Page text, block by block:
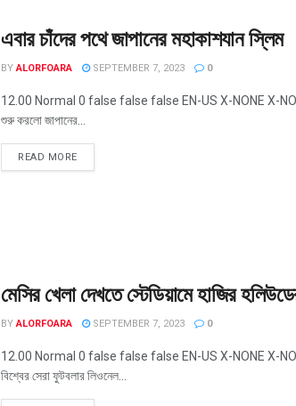
এবার চাঁদের পথে জাপানের মহাকাশযান স্লিম
BY ALORFOARA SEPTEMBER 7, 2023 0
12.00 Normal 0 false false false EN-US X-NONE X-NONE
শুরু করলো জাপানের...
READ MORE
মেসির খেলা দেখতে স্টেডিয়ামে হাজির
BY ALORFOARA SEPTEMBER 7, 2023 0
12.00 Normal 0 false false false EN-US X-NONE X-NONE
বিশ্বের সেরা ফুটবলার লিওনেল...